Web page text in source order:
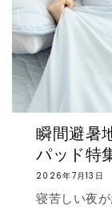
瞬間避暑
パッド特
2026年7月13日
寝苦しい夜